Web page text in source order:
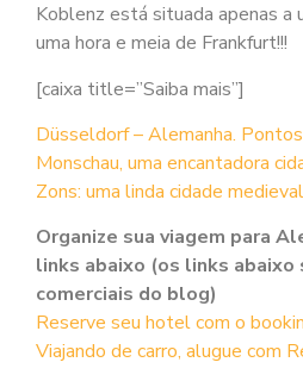
Koblenz está situada apenas a
uma hora e meia de Frankfurt!!!
[caixa title=”Saiba mais”]
Düsseldorf – Alemanha.
Monschau, uma encantadora
Zons: uma linda cidade
Organize sua viagem para
links abaixo (os links abaixo
comerciais do blog)
Reserve seu hotel com o
Viajando de carro, alugue com